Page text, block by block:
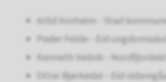
Arild Vonheim - Stad
Peder Felde - Eid
Kenneth Vedvik -
Ottar Bjørkedal - Eid